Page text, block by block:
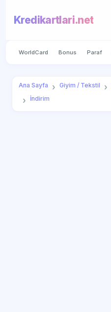
Kredikartlari.net
WorldCard Bonus Paraf
Ana Sayfa Giyim / Tekstil
İndirim